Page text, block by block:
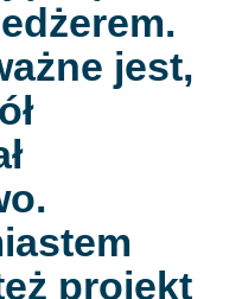
jest,
projekt